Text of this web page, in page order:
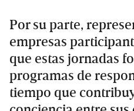
Por su parte,
empresas
que estas jornadas
programas de
tiempo que